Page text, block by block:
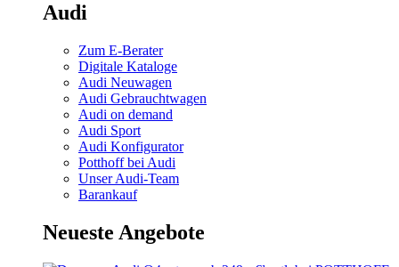
Audi
Zum E-Berater
Digitale Kataloge
Audi Neuwagen
Audi Gebrauchtwagen
Audi on demand
Audi Sport
Audi Konfigurator
Potthoff bei Audi
Unser Audi-Team
Barankauf
Neueste Angebote